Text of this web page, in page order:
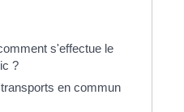
s'effectue le
?
en commun